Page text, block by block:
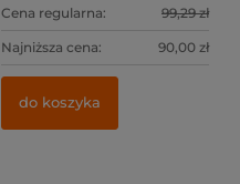
Cena regularna: 99,29 zł
Najniższa cena: 90,00 zł
do koszyka